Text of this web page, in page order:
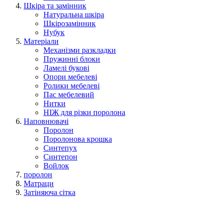
Шкіра та замінник
Натуральна шкіра
Шкірозамінник
Нубук
Матеріали
Механізми разкладки
Пружинні блоки
Ламелі букові
Опори мебелеві
Ролики мебелеві
Пас мебелевий
Нитки
НІЖ для різки поролона
Наповнювачі
Поролон
Поролонова крошка
Синтепух
Синтепон
Войлок
поролон
Матраци
Затіняюча сітка